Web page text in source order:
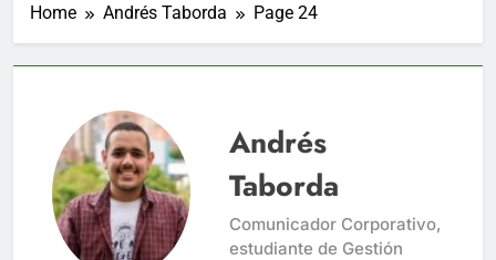
Home Andrés Taborda Page 24
Andrés
Taborda
Comunicador Corporativo,
estudiante de Gestión